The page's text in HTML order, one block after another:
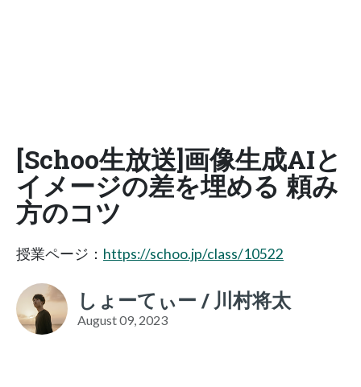
[Schoo生放送]画像生成AIと
イメージの差を埋める 頼み
方のコツ
授業ページ： https://schoo.jp/class/10522
しょーてぃー / 川村将太
August 09, 2023